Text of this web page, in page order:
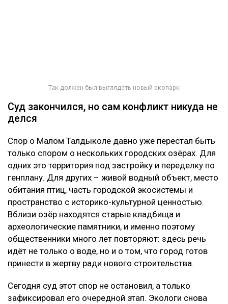
Так должен был выглядеть новый экопарк
Суд закончился, но сам конфликт никуда не
делся
Спор о Малом Талдыколе давно уже перестал быть
только спором о нескольких городских озёрах. Для
одних это территория под застройку и переделку по
генплану. Для других – живой водный объект, место
обитания птиц, часть городской экосистемы и
пространство с историко-культурной ценностью.
Вблизи озёр находятся старые кладбища и
археологические памятники, и именно поэтому
общественники много лет повторяют: здесь речь
идёт не только о воде, но и о том, что город готов
принести в жертву ради нового строительства.
Сегодня суд этот спор не остановил, а только
зафиксировал его очередной этап. Экологи снова